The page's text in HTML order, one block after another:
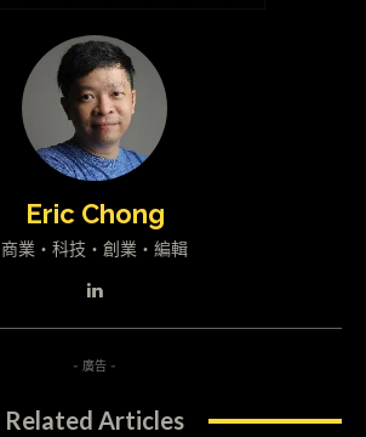
Eric Chong
商業・科技・創業・編輯
- 廣告 -
Related Articles